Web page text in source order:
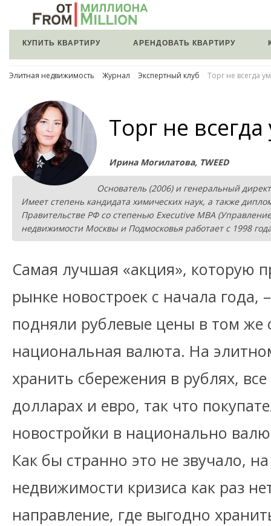
КУПИТЬ КВАРТИРУ АРЕНДОВАТЬ КВАРТИРУ
Элитная недвижимость Журнал Экспертный клуб Торг не всегда
Торг не
Ирина Могилатова, TWEED
Основатель (2006) и генеральный
Имеет степень кандидата химических наук, а также
Правительстве РФ со степенью Executive MBA
недвижимости Москвы и Подмосковья работает с 1998
Самая лучшая «акция», которую
рынке новостроек с начала года,
подняли рублевые цены в том же
национальная валюта. На
хранить сбережения в рублях,
долларах и евро, так что
новостройки в национально
Как бы странно это не звучало,
недвижимости кризиса как раз
направление, где выгодно